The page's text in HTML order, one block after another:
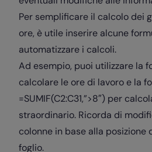
Per semplificare il calcolo dei
ore, è utile inserire alcune
automatizzare i calcoli.
Ad esempio, puoi utilizzare la
calcolare le ore di lavoro e la
=SUMIF(C2:C31,”>8″) per
straordinario. Ricorda di
colonne in base alla posizione
foglio.